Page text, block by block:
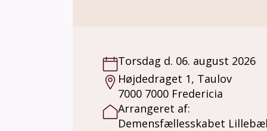
Torsdag d. 06. august 2026
Højdedraget 1, Taulov
7000 7000 Fredericia
Arrangeret af:
Demensfællesskabet